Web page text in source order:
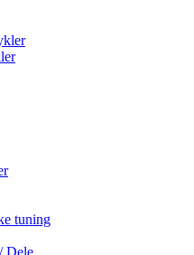
tuning
Dele